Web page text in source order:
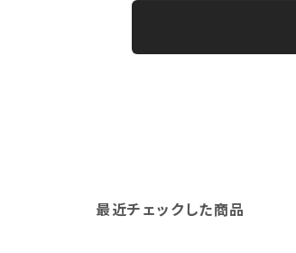
最近チェックした商品